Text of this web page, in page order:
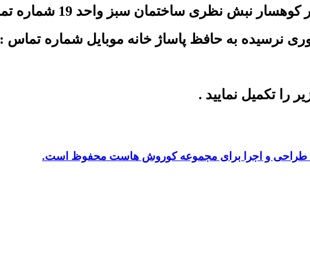
نظری ساختمان سبز واحد 19 شماره تماس : 02144354308
به حافظ پاساژ خانه موبایل شماره تماس : 02166764296
را تکمیل نمایید .
طراحی و اجرا برای مجموعه کوروش هاست محفوظ است.